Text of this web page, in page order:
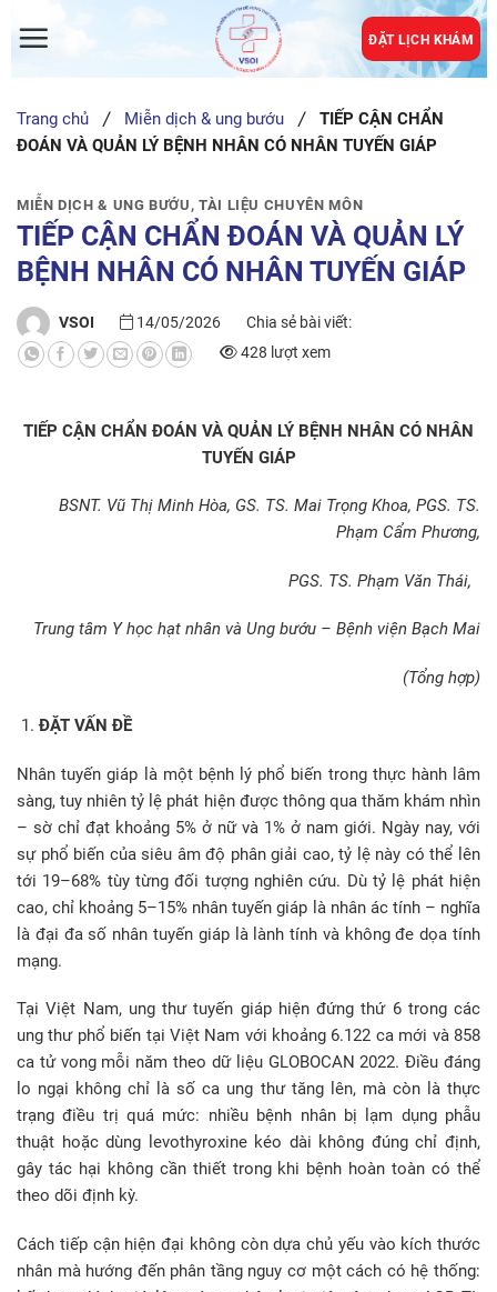
ĐẶT LỊCH KHÁM
Trang chủ Miễn dịch & ung bướu
TIẾP CẬN CHẨN
ĐOÁN VÀ QUẢN LÝ BỆNH NHÂN CÓ NHÂN TUYẾN GIÁP
MIỄN DỊCH & UNG BƯỚU ,TÀI LIỆU CHUYÊN MÔN
TIẾP CẬN CHẨN ĐOÁN VÀ QUẢN LÝ
BỆNH NHÂN CÓ NHÂN TUYẾN GIÁP
VSOI 14/05/2026
Chia sẻ bài viết:
428 lượt xem
TIẾP CẬN CHẨN ĐOÁN VÀ QUẢN LÝ BỆNH NHÂN CÓ NHÂN
TUYẾN GIÁP
BSNT. Vũ Thị Minh Hòa, GS. TS. Mai Trọng Khoa, PGS. TS.
Phạm Cẩm Phương,
PGS. TS. Phạm Văn Thái,
Trung tâm Y học hạt nhân và Ung bướu – Bệnh viện Bạch Mai
(Tổng hợp)
ĐẶT VẤN ĐỀ
Nhân tuyến giáp là một bệnh lý phổ biến trong thực hành lâm
sàng, tuy nhiên tỷ lệ phát hiện được thông qua thăm khám nhìn
– sờ chỉ đạt khoảng 5% ở nữ và 1% ở nam giới. Ngày nay, với
sự phổ biến của siêu âm độ phân giải cao, tỷ lệ này có thể lên
tới 19–68% tùy từng đối tượng nghiên cứu. Dù tỷ lệ phát hiện
cao, chỉ khoảng 5–15% nhân tuyến giáp là nhân ác tính – nghĩa
là đại đa số nhân tuyến giáp là lành tính và không đe dọa tính
mạng.
Tại Việt Nam, ung thư tuyến giáp hiện đứng thứ 6 trong các
ung thư phổ biến tại Việt Nam với khoảng 6.122 ca mới và 858
ca tử vong mỗi năm theo dữ liệu GLOBOCAN 2022. Điều đáng
lo ngại không chỉ là số ca ung thư tăng lên, mà còn là thực
trạng điều trị quá mức: nhiều bệnh nhân bị lạm dụng phẫu
thuật hoặc dùng levothyroxine kéo dài không đúng chỉ định,
gây tác hại không cần thiết trong khi bệnh hoàn toàn có thể
theo dõi định kỳ.
Cách tiếp cận hiện đại không còn dựa chủ yếu vào kích thước
nhân mà hướng đến phân tầng nguy cơ một cách có hệ thống: